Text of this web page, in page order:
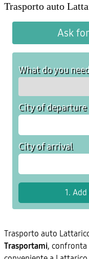
Trasporto auto
Ask
What do you
City of departure
City of arrival
Trasporto auto
Trasportami, confronta